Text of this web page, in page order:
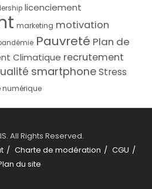
licenciement
marketing motivation
Pauvreté Plan de
Climatique recrutement
smartphoneStress
numérique
All Rights Reserved.
Charte de modération
CGU
du site